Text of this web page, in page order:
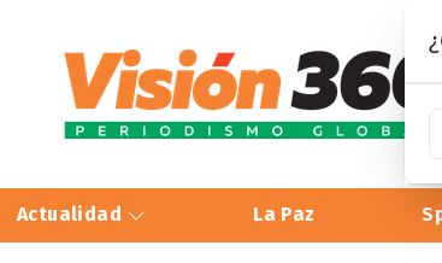
Actualidad La Paz